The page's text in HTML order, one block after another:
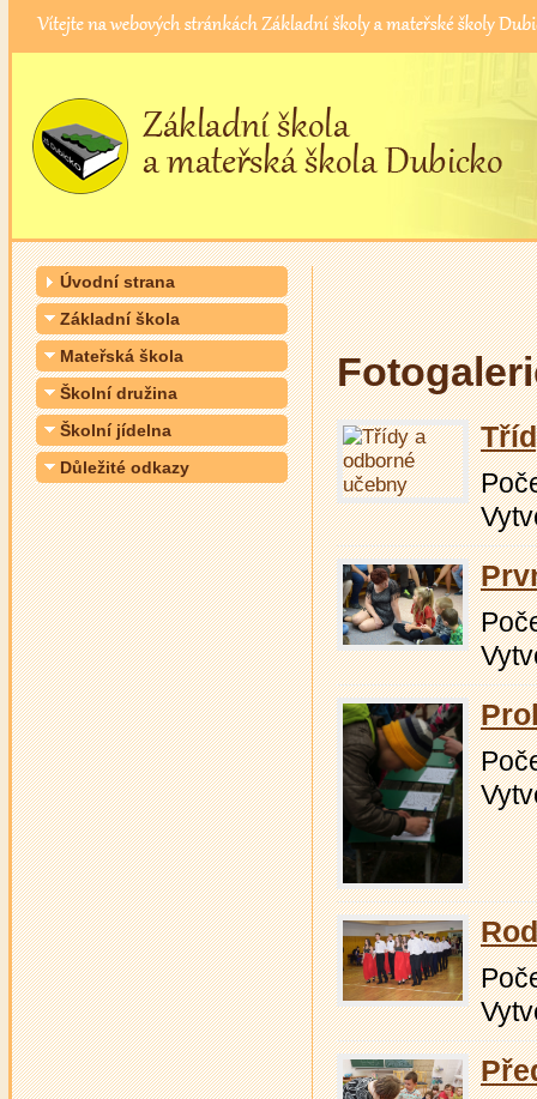
Úvodní strana
Základní škola
Mateřská škola
Školní družina
Školní jídelna
Důležité odkazy